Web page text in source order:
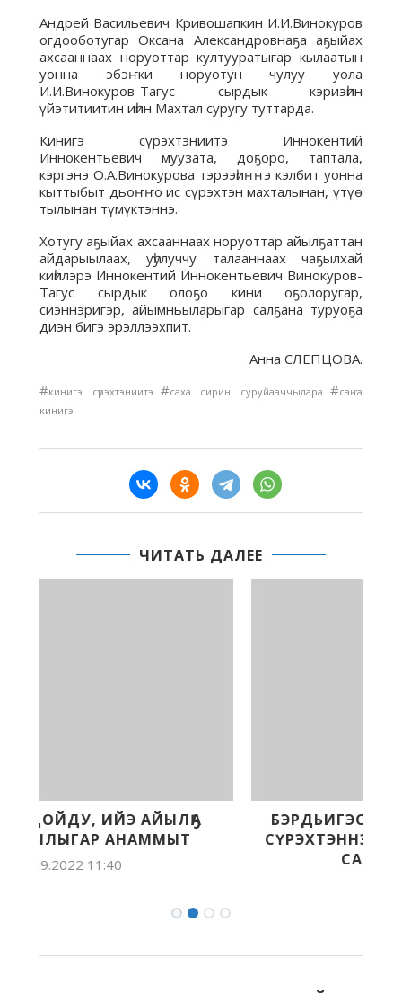
Андрей Васильевич Кривошапкин И.И.Винокуров
огдооботугар Оксана Александровнаҕа аҕыйах
ахсааннаах норуоттар култууратыгар кылаатын
уонна эбэҥки норуотун чулуу уола
И.И.Винокуров-Тагус сырдык кэриэһин
үйэтитиитин иһин Махтал суругу туттарда.
Кинигэ сүрэхтэниитэ Иннокентий
Иннокентьевич муузата, доҕоро, таптала,
кэргэнэ О.А.Винокурова тэрээһиҥҥэ кэлбит уонна
кыттыбыт дьоҥҥо ис сүрэхтэн махталынан, үтүө
тылынан түмүктэннэ.
Хотугу аҕыйах ахсааннаах норуоттар айылҕаттан
айдарыылаах, уһулуччу талааннаах чаҕылхай
киһилэрэ Иннокентий Иннокентьевич Винокуров-
Тагус сырдык олоҕо кини оҕолоругар,
сиэннэригэр, айымньыларыгар салҕана туруоҕа
диэн бигэ эрэллээхпит.
Анна СЛЕПЦОВА.
#кинигэ сүрэхтэниитэ #саха сирин суруйааччылара #саҥа
кинигэ
ЧИТАТЬ ДАЛЕЕ
БЭРДЬИГЭСТЭЭХХЭ АУДИО-КИНИГЭ
СҮРЭХТЭННЭ. QR-КУОДУНАН КИИРЭН